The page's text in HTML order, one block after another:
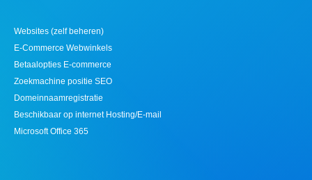
Websites (zelf beheren)
E-Commerce Webwinkels
Betaalopties E-commerce
Zoekmachine positie SEO
Domeinnaamregistratie
Beschikbaar op internet Hosting/E-mail
Microsoft Office 365